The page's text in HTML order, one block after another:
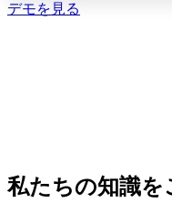
デモを見る
私たちの知識を